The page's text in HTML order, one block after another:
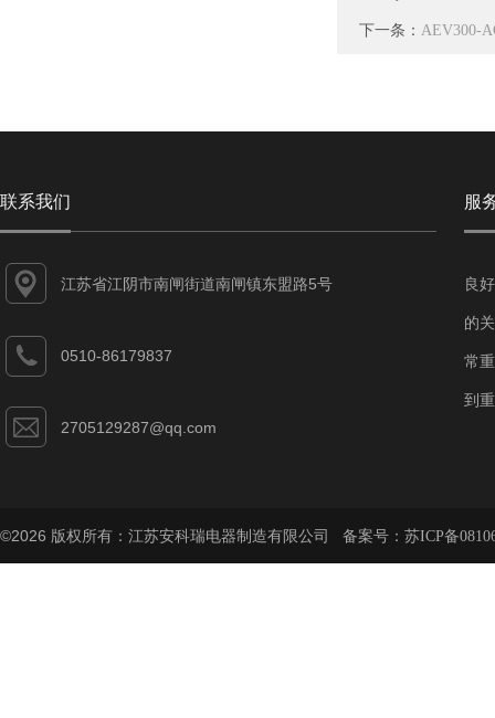
下一条： AEV300-
联系我们
江苏省江阴市南闸街道南闸镇东盟路5号
0510-86179837
2705129287@qq.com
服
良
的
常
到
©2026 版权所有：江苏安科瑞电器制造有限公司 备案号： 苏ICP备